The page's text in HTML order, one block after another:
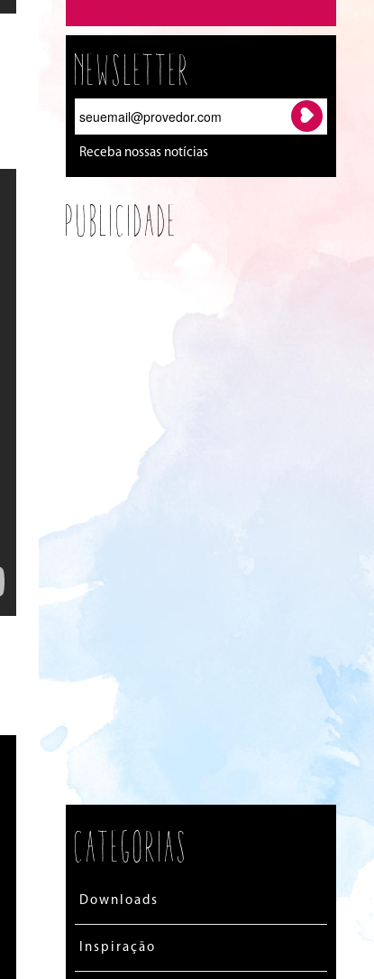
Newsletter
Receba nossas notícias
Publicidade
Categorias
Downloads
Inspiração